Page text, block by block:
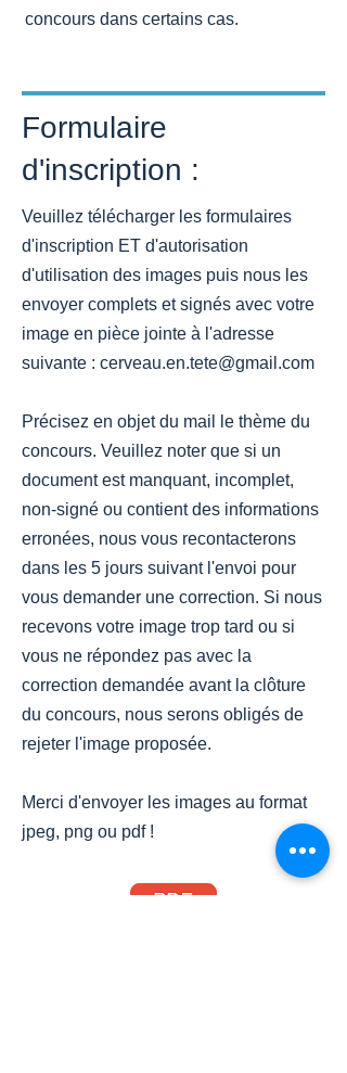
concours dans certains cas.
Formulaire
d'inscription :
Veuillez télécharger les formulaires
d'inscription ET d'autorisation
d'utilisation des images puis nous les
envoyer complets et signés avec votre
image en pièce jointe à l'adresse
suivante : cerveau.en.tete@gmail.com
Précisez en objet du mail le thème du
concours. Veuillez noter que si un
document est manquant, incomplet,
non-signé ou contient des informations
erronées, nous vous recontacterons
dans les 5 jours suivant l'envoi pour
vous demander une correction. Si nous
recevons votre image trop tard ou si
vous ne répondez pas avec la
correction demandée avant la clôture
du concours, nous serons obligés de
rejeter l'image proposée.
Merci d'envoyer les images au format
jpeg, png ou pdf !